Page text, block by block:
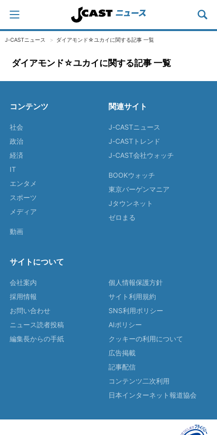
J-CASTニュース ダイアモンド☆ユカイに関する記事 一覧
ダイアモンド☆ユカイに関する記事 一覧
コンテンツ
社会
政治
経済
IT
エンタメ
スポーツ
メディア
動画
関連サイト
J-CASTニュース
J-CASTトレンド
J-CAST会社ウォッチ
BOOKウォッチ
東京バーゲンマニア
Jタウンネット
ゼロまる
サイトについて
会社案内
採用情報
お問い合わせ
ニュース読者投稿
編集長からの手紙
個人情報保護方針
サイト利用規約
SNS利用ポリシー
AIポリシー
クッキーの利用について
広告掲載
記事配信
コンテンツ二次利用
日本インターネット報道協会